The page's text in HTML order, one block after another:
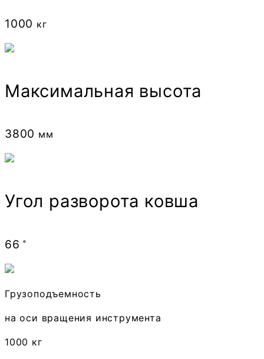
1000 кг
Максимальная высота
3800 мм
Угол разворота ковша
66 ˚
Грузоподъемность
на оси вращения инструмента
1000 кг